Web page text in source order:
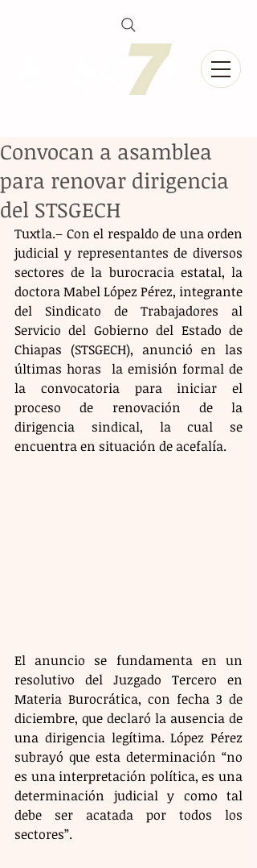
Convocan a asamblea
para renovar dirigencia
del STSGECH
Tuxtla.– Con el respaldo de una orden
judicial y representantes de diversos
sectores de la burocracia estatal, la
doctora Mabel López Pérez, integrante
del Sindicato de Trabajadores al
Servicio del Gobierno del Estado de
Chiapas (STSGECH), anunció en las
últimas horas  la emisión formal de
la convocatoria para iniciar el
proceso de renovación de la
dirigencia sindical, la cual se
encuentra en situación de acefalía.
El anuncio se fundamenta en un
resolutivo del Juzgado Tercero en
Materia Burocrática, con fecha 3 de
diciembre, que declaró la ausencia de
una dirigencia legítima. López Pérez
subrayó que esta determinación “no
es una interpretación política, es una
determinación judicial y como tal
debe ser acatada por todos los
sectores”.